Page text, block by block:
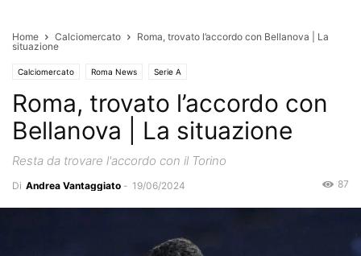
Home Calciomercato
Roma, trovato l’accordo con Bellanova | La
situazione
Calciomercato Roma News Serie A
Roma, trovato l’accordo con
Bellanova | La situazione
Resta da trovare l'accordo con il Torino
Di Andrea Vantaggiato - 19/06/2024 87